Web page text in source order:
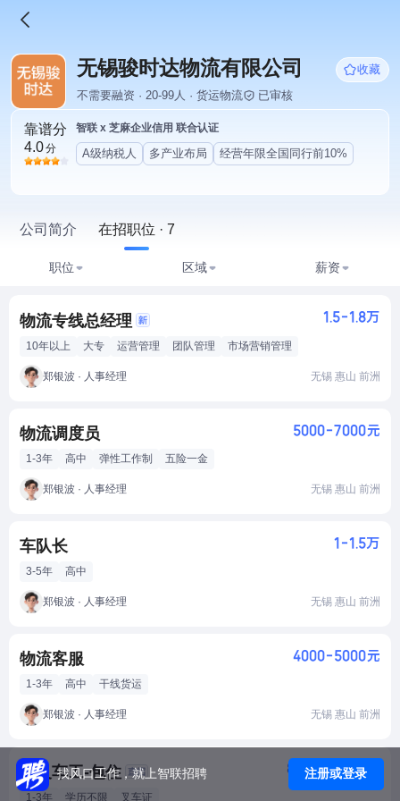
无锡骏时达物流有限公司
收藏
不需要融资 · 20-99人 · 货运物流
已审核
靠谱分
4.0分
智联 x 芝麻企业信用 联合认证
A级纳税人 多产业布局 经营年限全国同行前10%
公司简介 在招职位 · 7
职位 区域 薪资
物流专线总经理 1.5-1.8万
10年以上 大专 运营管理 团队管理 市场营销管理
郑银波 · 人事经理 无锡 惠山 前洲
物流调度员 5000-7000元
1-3年 高中 弹性工作制 五险一金
郑银波 · 人事经理 无锡 惠山 前洲
车队长 1-1.5万
3-5年 高中
郑银波 · 人事经理 无锡 惠山 前洲
物流客服 4000-5000元
1-3年 高中 干线货运
郑银波 · 人事经理 无锡 惠山 前洲
招叉车工-包住 8000-10000元
1-3年 学历不限 叉车证
找风口工作，就上智联招聘 注册或登录